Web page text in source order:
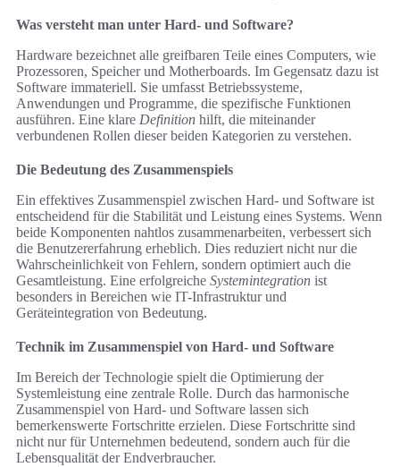
Was versteht man unter Hard- und Software?
Hardware bezeichnet alle greifbaren Teile eines Computers, wie
Prozessoren, Speicher und Motherboards. Im Gegensatz dazu ist
Software immateriell. Sie umfasst Betriebssysteme,
Anwendungen und Programme, die spezifische Funktionen
ausführen. Eine klare Definition hilft, die miteinander
verbundenen Rollen dieser beiden Kategorien zu verstehen.
Die Bedeutung des Zusammenspiels
Ein effektives Zusammenspiel zwischen Hard- und Software ist
entscheidend für die Stabilität und Leistung eines Systems. Wenn
beide Komponenten nahtlos zusammenarbeiten, verbessert sich
die Benutzererfahrung erheblich. Dies reduziert nicht nur die
Wahrscheinlichkeit von Fehlern, sondern optimiert auch die
Gesamtleistung. Eine erfolgreiche Systemintegration ist
besonders in Bereichen wie IT-Infrastruktur und
Geräteintegration von Bedeutung.
Technik im Zusammenspiel von Hard- und Software
Im Bereich der Technologie spielt die Optimierung der
Systemleistung eine zentrale Rolle. Durch das harmonische
Zusammenspiel von Hard- und Software lassen sich
bemerkenswerte Fortschritte erzielen. Diese Fortschritte sind
nicht nur für Unternehmen bedeutend, sondern auch für die
Lebensqualität der Endverbraucher.